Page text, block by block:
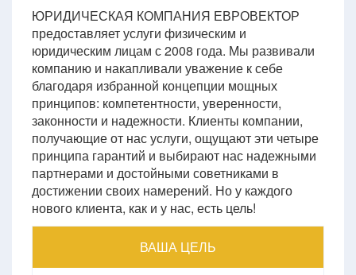
ЮРИДИЧЕСКАЯ КОМПАНИЯ ЕВРОВЕКТОР
предоставляет услуги физическим и
юридическим лицам с 2008 года. Мы развивали
компанию и накапливали уважение к себе
благодаря избранной концепции мощных
принципов: компетентности, уверенности,
законности и надежности. Клиенты компании,
получающие от нас услуги, ощущают эти четыре
принципа гарантий и выбирают нас надежными
партнерами и достойными советниками в
достижении своих намерений. Но у каждого
нового клиента, как и у нас, есть цель!
ВАША ЦЕЛЬ